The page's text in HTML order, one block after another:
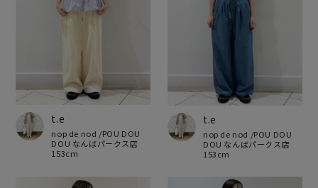
t.e
nop de nod /POU DOU
DOU なんばパークス店
153cm
t.e
nop de nod /POU DOU
DOU なんばパークス店
153cm